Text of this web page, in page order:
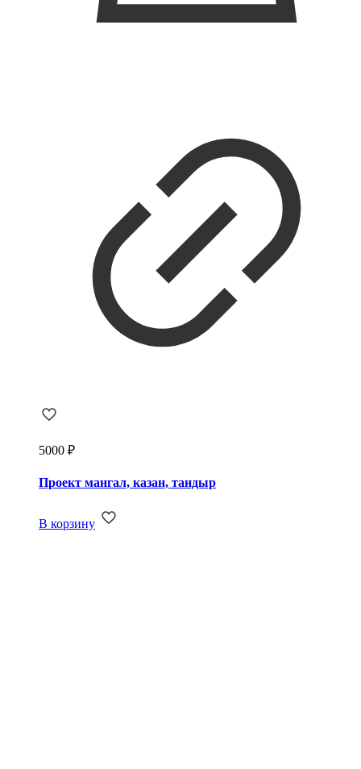
5000 ₽
Проект мангал, казан, тандыр
В корзину